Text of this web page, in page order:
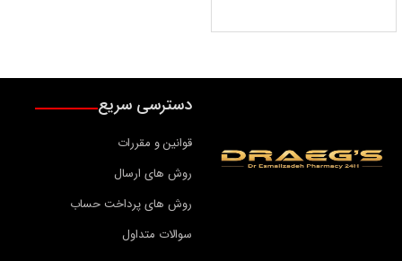
دسترسی سریع
قوانین و مقررات
روش های ارسال
روش های پرداخت حساب
سوالات متداول